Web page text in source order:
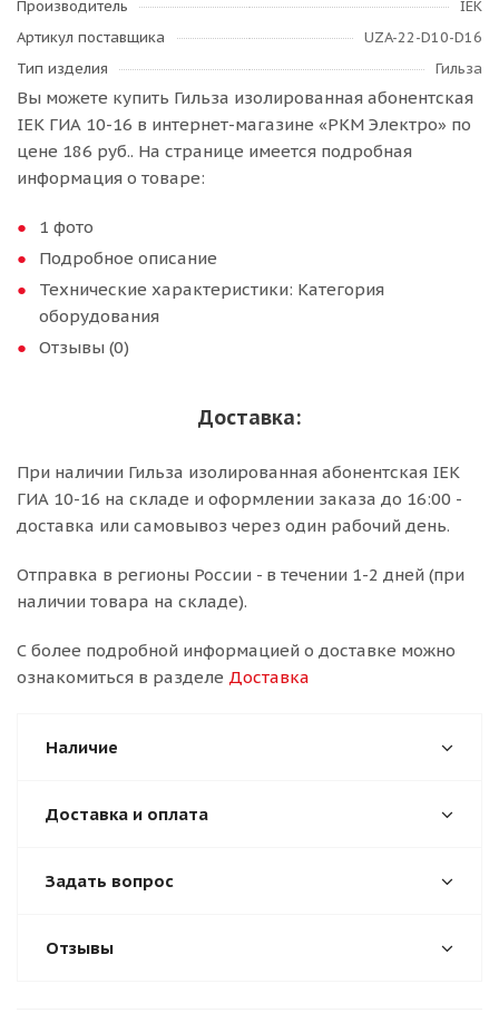
Производитель
IEK
Артикул поставщика
UZA-22-D10-D16
Тип изделия
Гильза
Вы можете купить Гильза изолированная абонентская
IEK ГИА 10-16 в интернет-магазине «РКМ Электро» по
цене 186 руб.. На странице имеется подробная
информация о товаре:
1 фото
Подробное описание
Технические характеристики: Категория
оборудования
Отзывы (0)
Доставка:
При наличии Гильза изолированная абонентская IEK
ГИА 10-16 на складе и оформлении заказа до 16:00 -
доставка или самовывоз через один рабочий день.
Отправка в регионы России - в течении 1-2 дней (при
наличии товара на складе).
С более подробной информацией о доставке можно
ознакомиться в разделе Доставка
Наличие
Доставка и оплата
Задать вопрос
Отзывы